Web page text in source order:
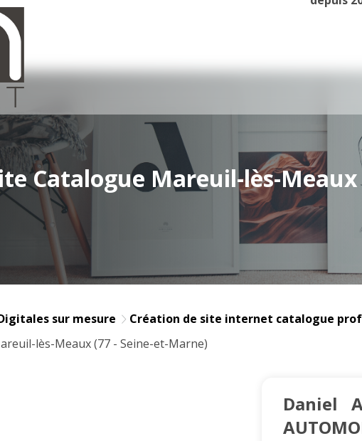
Catalogue Mareuil-lès-
sur mesure
Création de site internet catalogue
lès-Meaux (77 - Seine-et-Marne)
Daniel